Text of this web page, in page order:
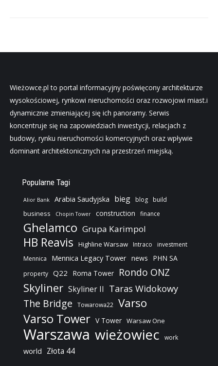
Wieżowce.pl to portal informacyjny poświęcony architekturze
wysokościowej, rynkowi nieruchomości oraz rozwojowi miast.i
dynamicznie zmieniającej się ich panoramy. Serwis
koncentruje się na zapowiedziach inwestycji, relacjach z
budowy, rynku nieruchomości komercyjnych oraz wpływie
dominant architektonicznych na przestrzeń miejską.
Popularne Tagi
Alior Bank Arabia Saudyjska bieg blog build
business Chopin Tower construction finance
Ghelamco Grupa Karimpol
HB Reavis Highline Warsaw Intraco
investment
Mennica
Mennica Legacy Tower news PHN SA
property Q22 Roma Tower Rondo ONZ
Skyliner Skyliner II Taras Widokowy
The Bridge Towarowa22 Varso
Varso Tower V Tower Warsaw One
Warszawa wieżowiec work
world Złota 44